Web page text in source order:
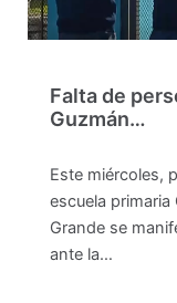
Falta de
Guzmán…
Este miércoles,
escuela
Grande se
ante la…